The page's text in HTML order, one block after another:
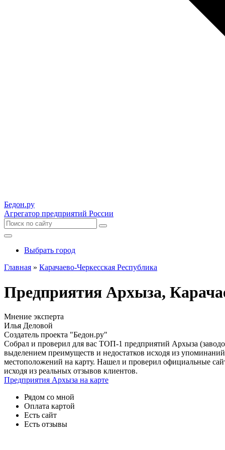
Бедон.ру
Агрегатор предприятий России
Выбрать город
Главная » Карачаево-Черкесская Республика
Предприятия Архыза,
Мнение эксперта
Илья Деловой
Создатель проекта "Бедон.ру"
Собрал и проверил для вас ТОП-1 предприятий Архыза
выделением преимуществ и недостатков исходя из
местоположений на карту. Нашел и проверил официальные
исходя из реальных отзывов клиентов.
Предприятия Архыза на карте
Рядом со мной
Оплата картой
Есть сайт
Есть отзывы